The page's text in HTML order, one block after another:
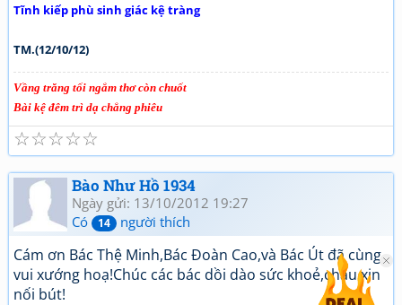
Tĩnh kiếp phù sinh giác kệ tràng
TM.(12/10/12)
Vầng trăng tối ngắm thơ còn chuốt
Bài kệ đêm trì dạ chẳng phiêu
☆
☆
☆
☆
☆
Bào Như Hồ 1934
Ngày gửi: 13/10/2012 19:27
Có
14 người thích
Cám ơn Bác Thệ Minh,Bác Đoàn Cao,và Bác Út đã cùng
vui xướng hoạ!Chúc các bác dồi dào sức khoẻ,cháu xin
nối bút!